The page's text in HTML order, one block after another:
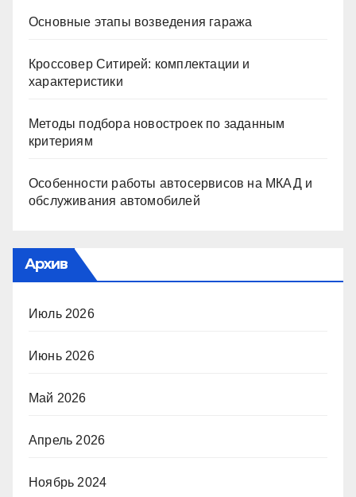
Основные этапы возведения гаража
Кроссовер Ситирей: комплектации и
характеристики
Методы подбора новостроек по заданным
критериям
Особенности работы автосервисов на МКАД и
обслуживания автомобилей
Архив
Июль 2026
Июнь 2026
Май 2026
Апрель 2026
Ноябрь 2024